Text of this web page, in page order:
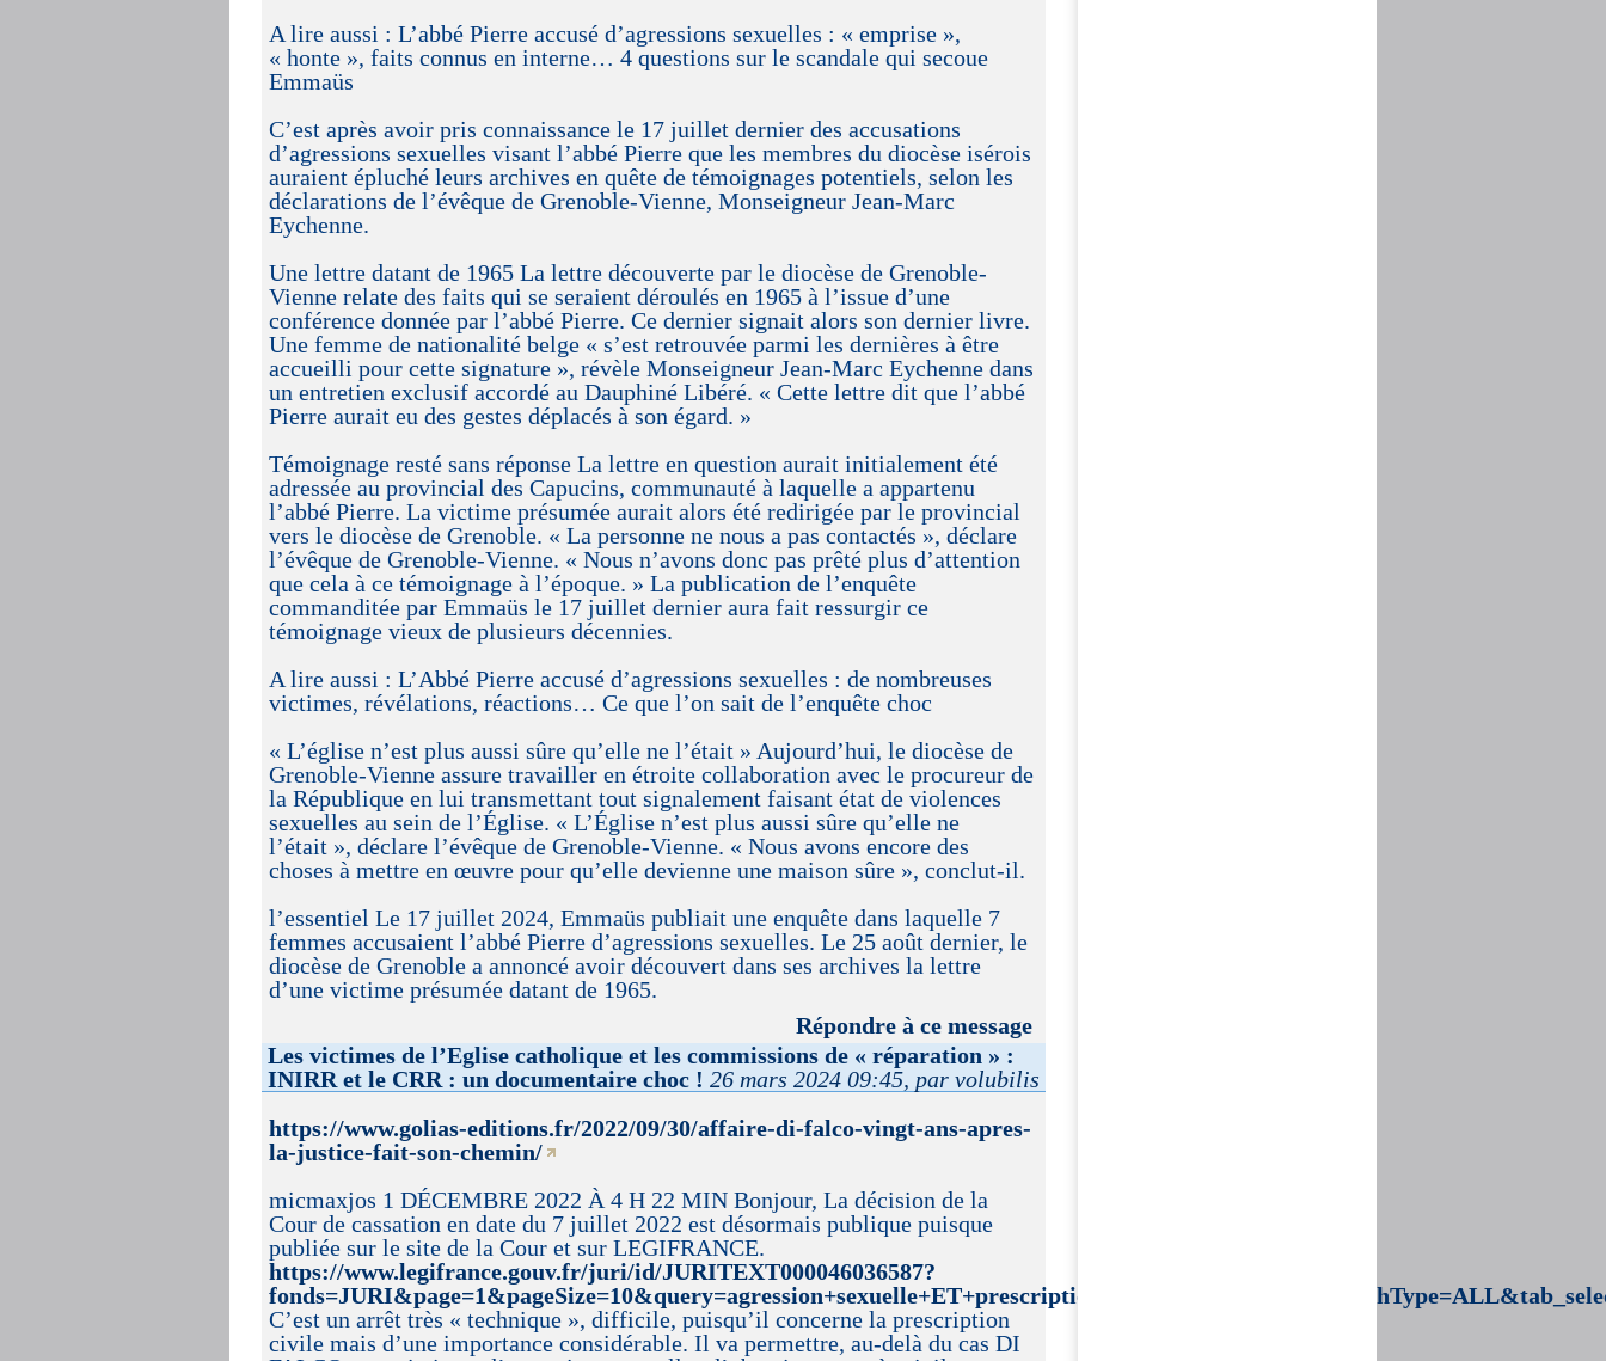
A lire aussi : L’abbé Pierre accusé d’agressions sexuelles : « emprise »,
« honte », faits connus en interne… 4 questions sur le scandale qui secoue
Emmaüs
C’est après avoir pris connaissance le 17 juillet dernier des accusations
d’agressions sexuelles visant l’abbé Pierre que les membres du diocèse isérois
auraient épluché leurs archives en quête de témoignages potentiels, selon les
déclarations de l’évêque de Grenoble-Vienne, Monseigneur Jean-Marc
Eychenne.
Une lettre datant de 1965 La lettre découverte par le diocèse de Grenoble-
Vienne relate des faits qui se seraient déroulés en 1965 à l’issue d’une
conférence donnée par l’abbé Pierre. Ce dernier signait alors son dernier livre.
Une femme de nationalité belge « s’est retrouvée parmi les dernières à être
accueilli pour cette signature », révèle Monseigneur Jean-Marc Eychenne dans
un entretien exclusif accordé au Dauphiné Libéré. « Cette lettre dit que l’abbé
Pierre aurait eu des gestes déplacés à son égard. »
Témoignage resté sans réponse La lettre en question aurait initialement été
adressée au provincial des Capucins, communauté à laquelle a appartenu
l’abbé Pierre. La victime présumée aurait alors été redirigée par le provincial
vers le diocèse de Grenoble. « La personne ne nous a pas contactés », déclare
l’évêque de Grenoble-Vienne. « Nous n’avons donc pas prêté plus d’attention
que cela à ce témoignage à l’époque. » La publication de l’enquête
commanditée par Emmaüs le 17 juillet dernier aura fait ressurgir ce
témoignage vieux de plusieurs décennies.
A lire aussi : L’Abbé Pierre accusé d’agressions sexuelles : de nombreuses
victimes, révélations, réactions… Ce que l’on sait de l’enquête choc
« L’église n’est plus aussi sûre qu’elle ne l’était » Aujourd’hui, le diocèse de
Grenoble-Vienne assure travailler en étroite collaboration avec le procureur de
la République en lui transmettant tout signalement faisant état de violences
sexuelles au sein de l’Église. « L’Église n’est plus aussi sûre qu’elle ne
l’était », déclare l’évêque de Grenoble-Vienne. « Nous avons encore des
choses à mettre en œuvre pour qu’elle devienne une maison sûre », conclut-il.
l’essentiel Le 17 juillet 2024, Emmaüs publiait une enquête dans laquelle 7
femmes accusaient l’abbé Pierre d’agressions sexuelles. Le 25 août dernier, le
diocèse de Grenoble a annoncé avoir découvert dans ses archives la lettre
d’une victime présumée datant de 1965.
Répondre à ce message
Les victimes de l’Eglise catholique et les commissions de « réparation » :
INIRR et le CRR : un documentaire choc ! 26 mars 2024 09:45, par volubilis
https://www.golias-editions.fr/2022/09/30/affaire-di-falco-vingt-ans-apres-
la-justice-fait-son-chemin/
micmaxjos 1 DÉCEMBRE 2022 À 4 H 22 MIN Bonjour, La décision de la
Cour de cassation en date du 7 juillet 2022 est désormais publique puisque
publiée sur le site de la Cour et sur LEGIFRANCE.
https://www.legifrance.gouv.fr/juri/id/JURITEXT000046036587?
C’est un arrêt très « technique », difficile, puisqu’il concerne la prescription
civile mais d’une importance considérable. Il va permettre, au-delà du cas DI